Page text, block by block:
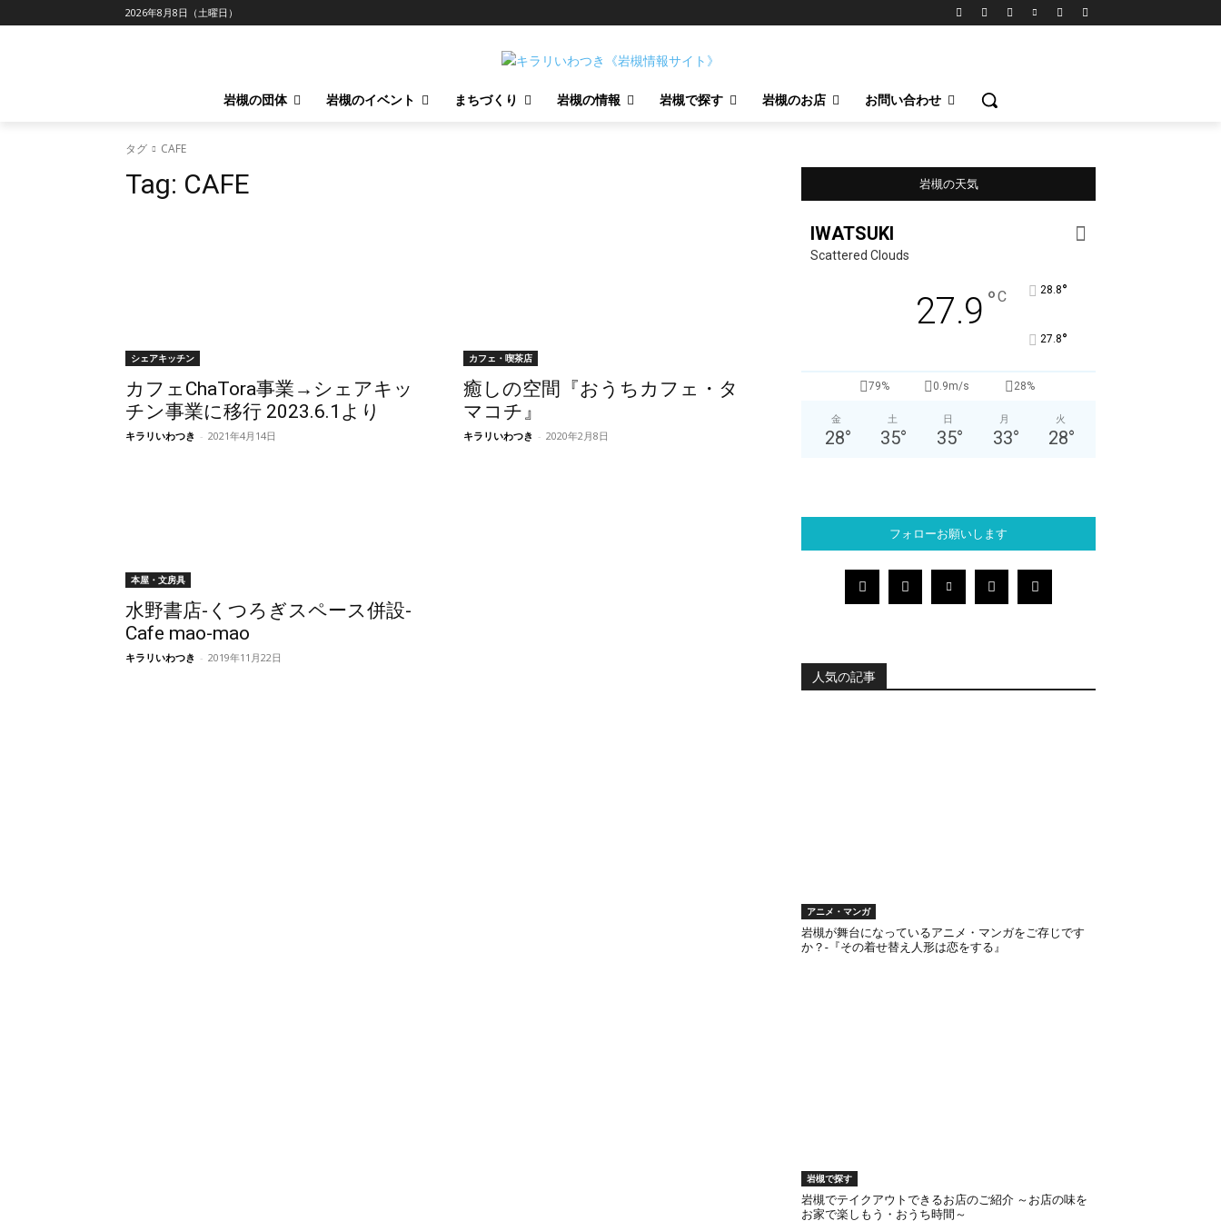
2026年8月8日（土曜日）
岩槻の団体 岩槻のイベント まちづくり 岩槻の情報 岩槻で探す 岩槻のお店 お問い合わせ
タグ CAFE
Tag: CAFE
シェアキッチン
カフェChaTora事業→シェアキッ
チン事業に移行 2023.6.1より
キラリいわつき - 2021年4月14日
カフェ・喫茶店
癒しの空間『おうちカフェ・タ
マコチ』
キラリいわつき - 2020年2月8日
本屋・文房具
水野書店-くつろぎスペース併設-
Cafe mao-mao
キラリいわつき - 2019年11月22日
岩槻の天気
IWATSUKI
Scattered Clouds
27.9 °C 28.8°
27.8°
79% 0.9m/s 28%
金
28°
土
35°
日
35°
月
33°
火
28°
フォローお願いします
人気の記事
アニメ・マンガ
岩槻が舞台になっているアニメ・マンガをご存じです
か？-『その着せ替え人形は恋をする』
岩槻で探す
岩槻でテイクアウトできるお店のご紹介 ～お店の味を
お家で楽しもう・おうち時間～